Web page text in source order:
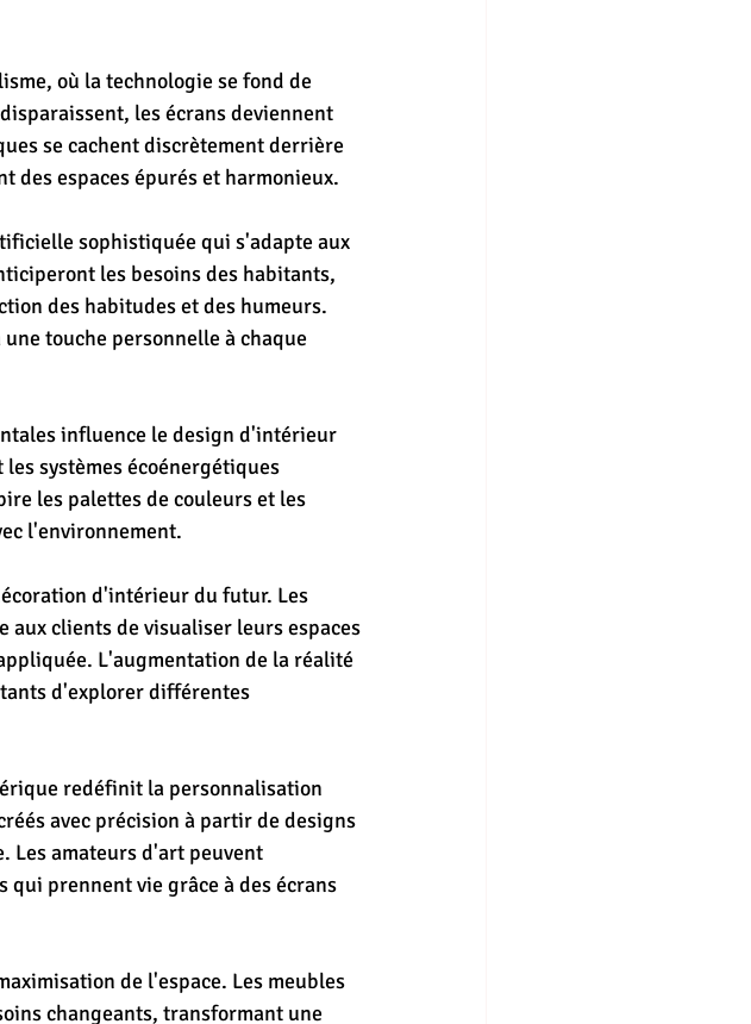
où la technologie se fond de
les écrans deviennent
se cachent discrètement derrière
des espaces épurés et harmonieux.
sophistiquée qui s'adapte aux
les besoins des habitants,
des habitudes et des humeurs.
touche personnelle à chaque
influence le design d'intérieur
systèmes écoénergétiques
les palettes de couleurs et les
l'environnement.
d'intérieur du futur. Les
clients de visualiser leurs espaces
L'augmentation de la réalité
d'explorer différentes
redéfinit la personnalisation
avec précision à partir de designs
Les amateurs d'art peuvent
prennent vie grâce à des écrans
de l'espace. Les meubles
changeants, transformant une